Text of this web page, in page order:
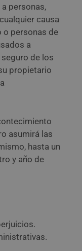
personas,
causa
o personas de
a
de los
propietario
asumirá las
hasta un
y año de